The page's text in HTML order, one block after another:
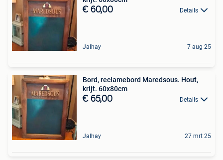
€ 60,00 Details
Jalhay 7 aug 25
Bord, reclamebord Maredsous. Hout,
krijt. 60x80cm
€ 65,00 Details
Jalhay 27 mrt 25